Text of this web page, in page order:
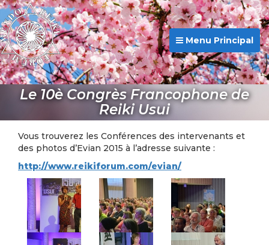
Menu Principal
Le 10è Congrès Francophone de
Reiki Usui
Vous trouverez les Conférences des intervenants et
des photos d’Evian 2015 à l’adresse suivante :
http://www.reikiforum.com/evian/